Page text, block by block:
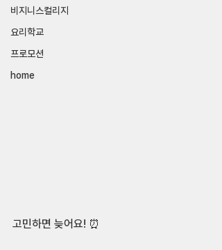
비지니스컬리지
요리학교
프로모션
home
고민하면 늦어요! ⏰